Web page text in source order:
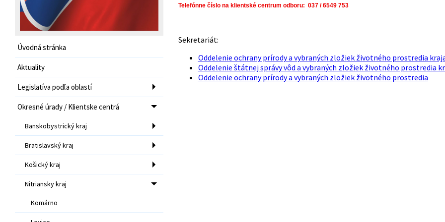
Úvodná stránka
Aktuality
Legislatíva podľa oblastí
Okresné úrady / Klientske centrá
Banskobystrický kraj
Bratislavský kraj
Košický kraj
Nitriansky kraj
Komárno
Telefónne číslo na klientské centrum odboru: 037 / 6549 753
Sekretariát:
Oddelenie ochrany prírody a vybraných zložiek životného prostredia
Oddelenie štátnej správy vôd a vybraných zložiek životného prostredia
Oddelenie ochrany prírody a vybraných zložiek životného prostredia